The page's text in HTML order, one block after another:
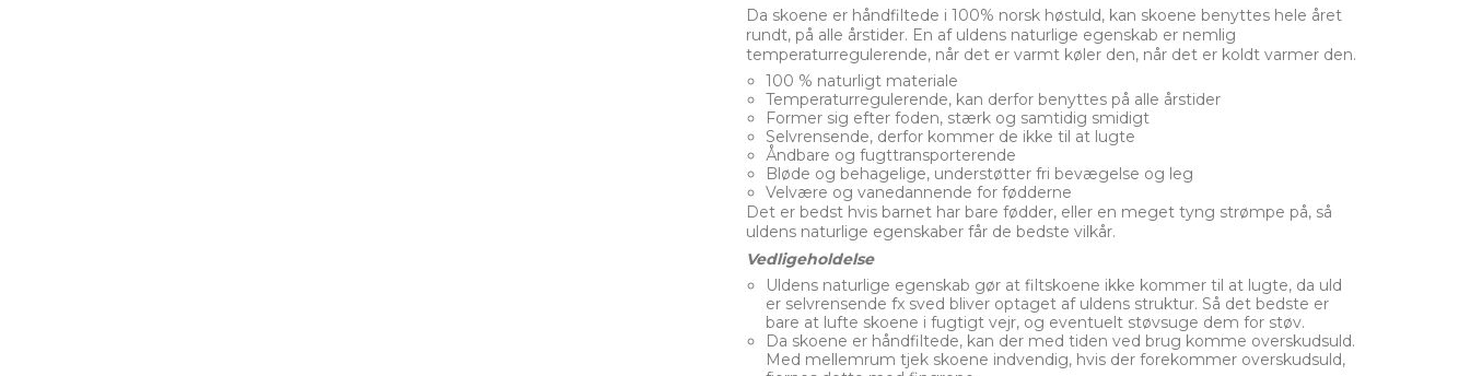
Da skoene er håndfiltede i 100% norsk høstuld, kan skoene benyttes hele året
rundt, på alle årstider. En af uldens naturlige egenskab er nemlig
temperaturregulerende, når det er varmt køler den, når det er koldt varmer den.
100 % naturligt materiale
Temperaturregulerende, kan derfor benyttes på alle årstider
Former sig efter foden, stærk og samtidig smidigt
Selvrensende, derfor kommer de ikke til at lugte
Åndbare og fugttransporterende
Bløde og behagelige, understøtter fri bevægelse og leg
Velvære og vanedannende for fødderne
Det er bedst hvis barnet har bare fødder, eller en meget tyng strømpe på, så
uldens naturlige egenskaber får de bedste vilkår.
Vedligeholdelse
Uldens naturlige egenskab gør at filtskoene ikke kommer til at lugte, da uld
er selvrensende fx sved bliver optaget af uldens struktur. Så det bedste er
bare at lufte skoene i fugtigt vejr, og eventuelt støvsuge dem for støv.
Da skoene er håndfiltede, kan der med tiden ved brug komme overskudsuld.
Med mellemrum tjek skoene indvendig, hvis der forekommer overskudsuld,